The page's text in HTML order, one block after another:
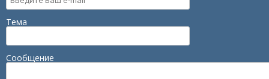
Тема
Сообщение